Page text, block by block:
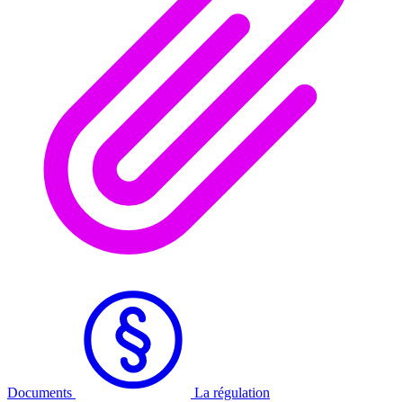
Documents La régulation